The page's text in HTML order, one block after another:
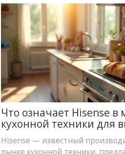
нюансах, поделюсь реальным
использования и лайфхаками
кто подбирает новую технику
не хочет прогадать.
Что означает Hisense в
кухонной техники для
Hisense — известный
рынке кухонной техники,